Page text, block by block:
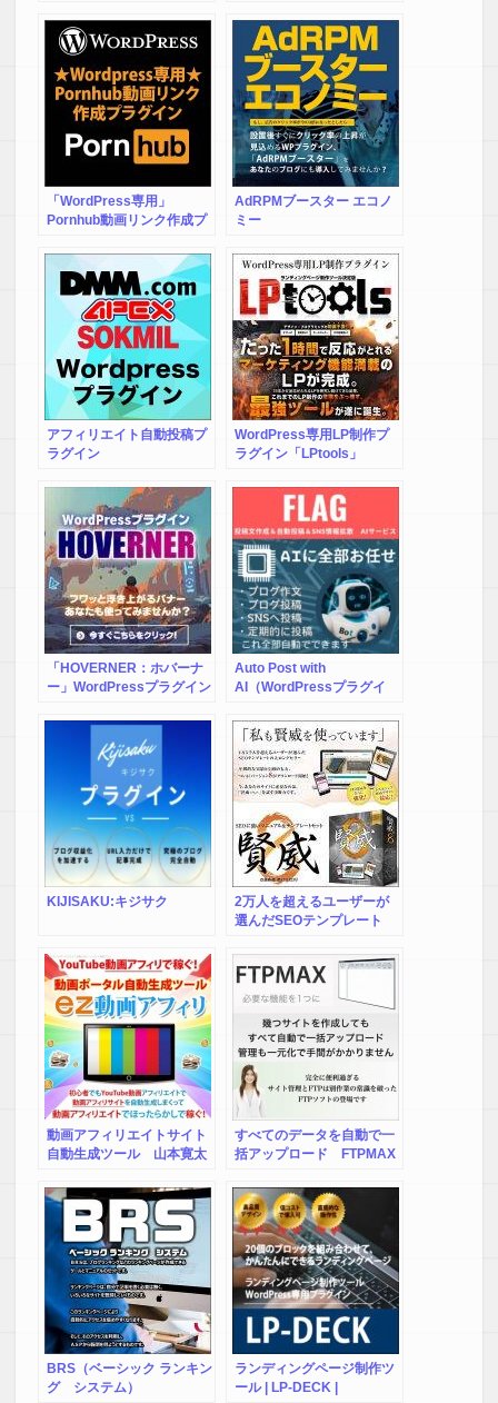
かなり前から欲しかった「DIVER」をやっと購入しました。
本当に嬉しいです。
実際に使用してみると、初心者の私も問題なく使っていま
す。
簡単にサイトを作成することが出来たのには驚きです。
思っていた以上にSEO対策が充実していると思いました。
価格が少し高いけど機能が豊富なので満足です。
買ってよかったです。
【I・Y様】
★★★★★
有料のwordpressテーマは別に持っているのですが、カスタマ
イズが細かすぎて使わなくなっていました。ある情報商材で
「Diver」が使いやすいと紹介されていたので、買ってみまし
た。
確かにカスタマイズは色々できるのですが、シンプルでわか
りやすく、挫折せずにサイトを構築できました。特におすす
めなのは、入力補助の機能で、簡単にボタンやランキングを
作ることができます。
動画のアフィリエイトをする人などにおすすめします。
【T・S様】
LPの入力補助が非常に使いやすく簡単にきれいなLPが作成で
きます。
LPの作成が必要な方は必須のテーマだと思います。
【M.K様】
ずっと気になったDIVERをやっと買うことができました！
DIVERにするだけで、企業サイトのようの本格的なかっこい
いサイトを作ることができて大満足です！
「Diver」を購入して良かったです！
最初は価格が少し高めだったので迷ったのと、WordPressの
プラグインの設定などで時間がかかりそれだけで折れそうに
なるような気がしたからです。
でもその心配も不要だということが分かりました。
私はペラサイトでのアフィリエイトも始めようと思って最初
は、SIRIUSでサイトを作ろうと考えたのですが、やっぱり
WordPressの方が良いと考え決断しました。
この「Diver」はWordPressですが、搭載されている機能が抱
負な上に直観的に簡単に設定できるので、とてもラクです。
つまりWordPressテーマ「Diver」に変更すれば、設定に取ら
れる時間が大幅に短縮できます！
記事を書くのに集中できるようになしました！手間を減らせ
るので「Diver」は素晴らしいテーマです！
さらに機能が充実しているのでプラグインを追加しなくても
できることが抱負にあるということです。
プラグインを増やすと不具合やスピードが遅くなります。
そしてさらに良いと思ったのは、記事作成時の入力補助機能
があるので、記事作成自体の負担も軽減されました！
サポートも無期限で回数も無期限なのもいいですね！
ただひとつだけデメリット？というのあるかと思います。
他の「Diver」使用者が多くなると同じようなデザインのブロ
グが増えてしまうかも？
HTMLやCSSの知識があればデザインの修正なども可能です
「WordPress専用」
Pornhub動画リンク作成プ
AdRPMブースター エコノ
ミー
アフィリエイト自動投稿プ
ラグイン
ト
WordPress専用LP制作プ
ラグイン「LPtools」
「HOVERNER：ホバーナ
ー」WordPressプラグイン
Auto Post with
AI（WordPressプラグイ
KIJISAKU:キジサク
2万人を超えるユーザーが
選んだSEOテンプレート
動画アフィリエイトサイト
自動生成ツール 山本寛太
ト YouTube』
すべてのデータを自動で一
括アップロード FTPMAX
BRS（ベーシック ランキン
グ システム）
ランディングページ制作ツ
ール | LP-DECK |